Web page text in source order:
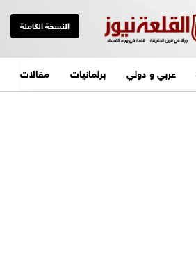
النسخة الكاملة
عربي و دولي برلمانيات مقالات